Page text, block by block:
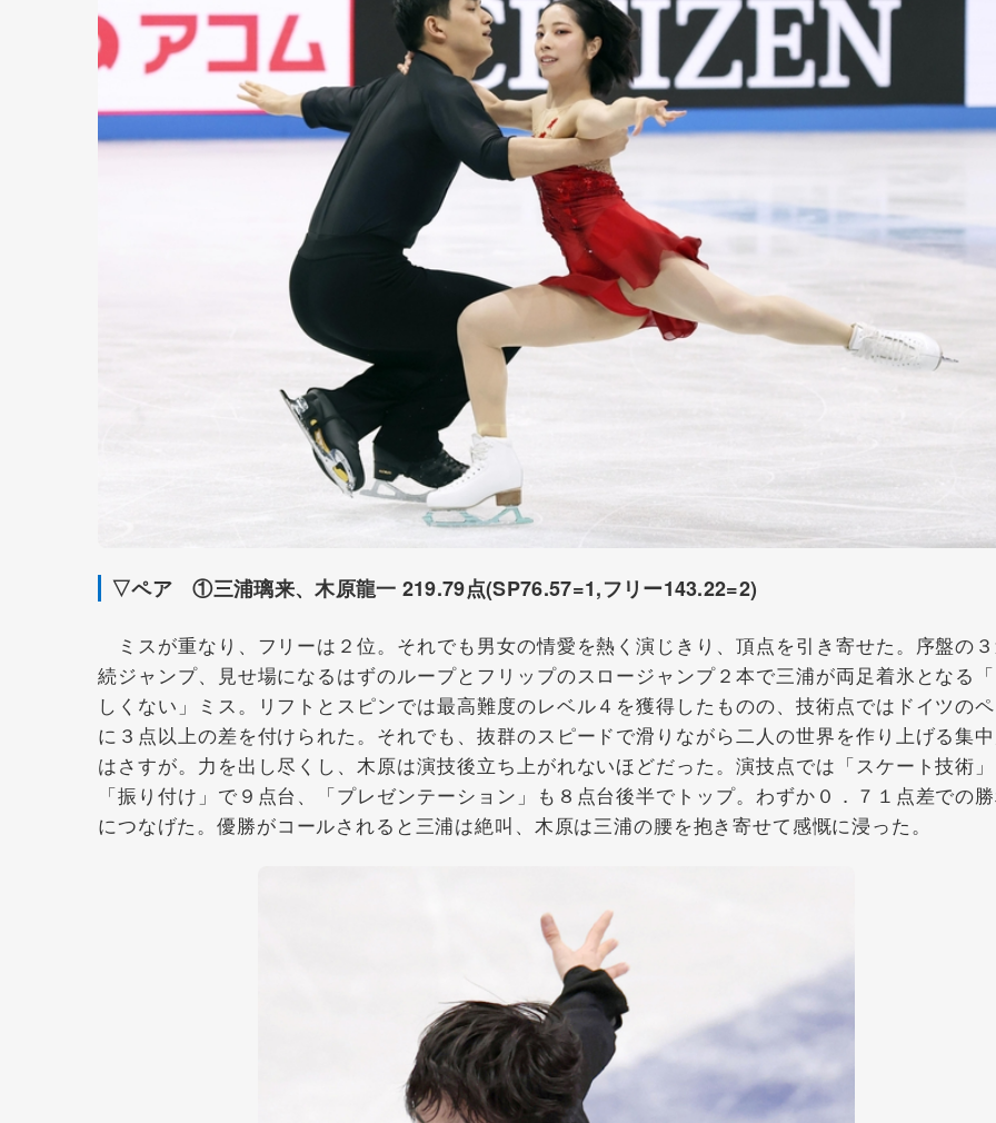
▽ペア ①三浦璃来、木原龍一 219.79点(SP76.57=1,フリー143.22=2)
ミスが重なり、フリーは２位。それでも男女の情愛を熱く演じきり、頂点を引き寄せた。序盤の
続ジャンプ、見せ場になるはずのループとフリップのスロージャンプ２本で三浦が両足着氷となる
しくない」ミス。リフトとスピンでは最高難度のレベル４を獲得したものの、技術点ではドイツの
に３点以上の差を付けられた。それでも、抜群のスピードで滑りながら二人の世界を作り上げる集
はさすが。力を出し尽くし、木原は演技後立ち上がれないほどだった。演技点では「スケート技術
「振り付け」で９点台、「プレゼンテーション」も８点台後半でトップ。わずか０．７１点差での
につなげた。優勝がコールされると三浦は絶叫、木原は三浦の腰を抱き寄せて感慨に浸った。